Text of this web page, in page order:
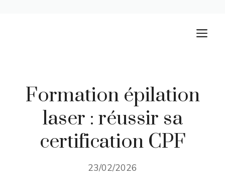
Formation épilation
laser : réussir sa
certification CPF
23/02/2026